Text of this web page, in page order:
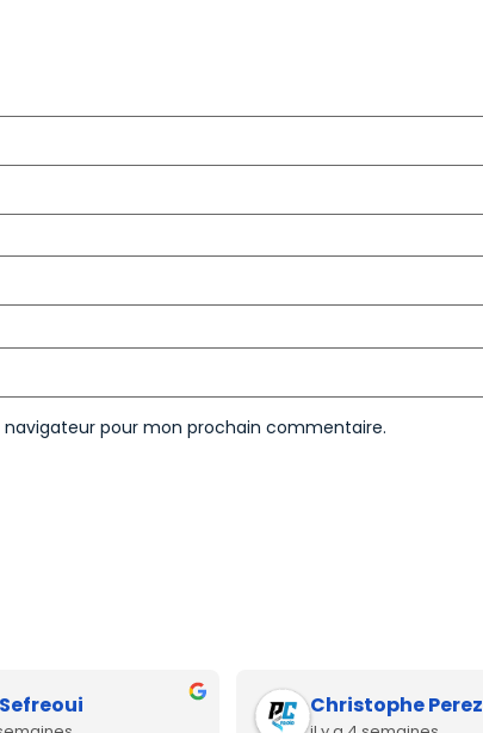
pour mon prochain commentaire.
Christophe Perez